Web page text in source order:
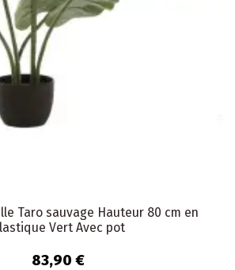
Taro sauvage Hauteur 80 cm en
Vert Avec pot
83,90 €